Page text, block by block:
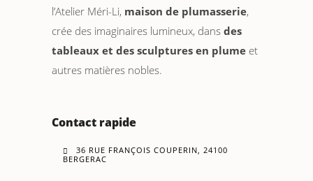
l’Atelier Méri-Li, maison de plumasserie,
crée des imaginaires lumineux, dans des
tableaux et des sculptures en plume et
autres matières nobles.
Contact rapide
36 RUE FRANÇOIS COUPERIN, 24100
BERGERAC